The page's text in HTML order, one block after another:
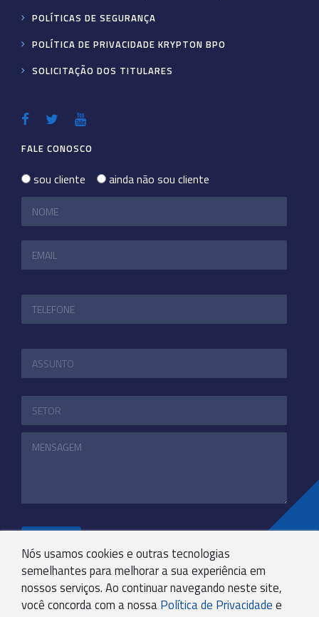
Nós usamos cookies e outras tecnologias
semelhantes para melhorar a sua experiência em
nossos serviços. Ao continuar navegando neste site,
você concorda com a nossa Política de Privacidade e
POLÍTICAS DE SEGURANÇA
POLÍTICA DE PRIVACIDADE KRYPTON BPO
SOLICITAÇÃO DOS TITULARES
FALE CONOSCO
sou cliente ainda não sou cliente
+55 31 3244-4800